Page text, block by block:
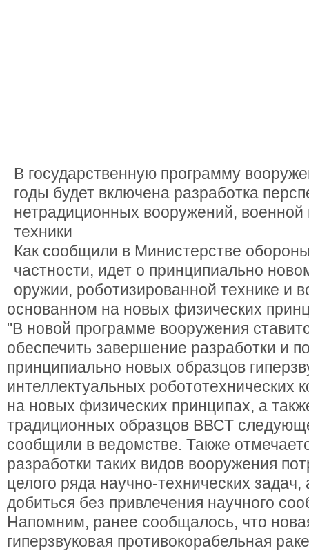
В государственную программу
годы будет включена разработка
нетрадиционных вооружений, военной
техники
Как сообщили в Министерстве
частности, идет о принципиально
оружии, роботизированной технике и
основанном на новых физических
"В новой программе вооружения
обеспечить завершение разработки и
принципиально новых образцов
интеллектуальных робототехнических
на новых физических принципах, а
традиционных образцов ВВСТ
сообщили в ведомстве. Также
разработки таких видов вооружения
целого ряда научно-технических
добиться без привлечения научного
Напомним, ранее сообщалось, что
гиперзвуковая противокорабельная